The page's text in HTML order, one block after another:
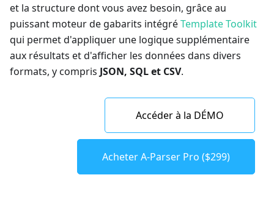
et la structure dont vous avez besoin, grâce au
puissant moteur de gabarits intégréTemplate Toolkit
qui permet d'appliquer une logique supplémentaire
aux résultats et d'afficher les données dans divers
formats, y compris JSON, SQL et CSV.
Accéder à la DÉMO
Acheter A-Parser Pro ($299)